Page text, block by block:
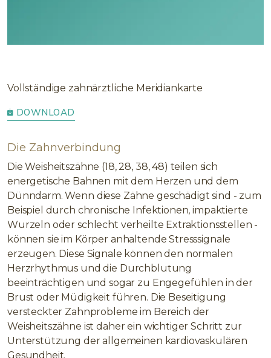
Die Zahnverbindung
Die Weisheitszähne (18, 28, 38, 48) teilen sich
energetische Bahnen mit dem Herzen und dem
Dünndarm. Wenn diese Zähne geschädigt sind - zum
Beispiel durch chronische Infektionen, impaktierte
Wurzeln oder schlecht verheilte Extraktionsstellen -
können sie im Körper anhaltende Stresssignale
erzeugen. Diese Signale können den normalen
Herzrhythmus und die Durchblutung
beeinträchtigen und sogar zu Engegefühlen in der
Brust oder Müdigkeit führen. Die Beseitigung
versteckter Zahnprobleme im Bereich der
Weisheitszähne ist daher ein wichtiger Schritt zur
Unterstützung der allgemeinen kardiovaskulären
Gesundheit.
Vollständige zahnärztliche Meridiankarte
DOWNLOAD